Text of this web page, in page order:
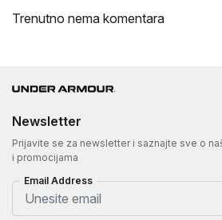
Trenutno nema komentara
Newsletter
Prijavite se za newsletter i saznajte sve o
i promocijama
Email Address